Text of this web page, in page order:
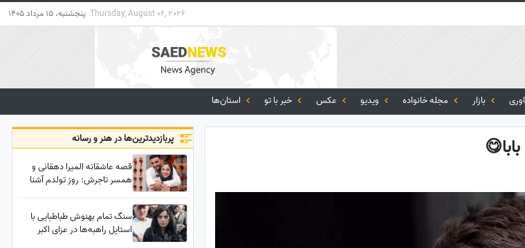
Thursday, August 06, 2026 پنجشنبه، 15 مرداد 1405
بازار مجله خانواده ویدیو عکس خبر با تو استان‌ها
پربازدید‌ترین‌ها در هنر و رسانه
قصه عاشقانه المیرا دهقانی و
همسر تاجرش: روز تولدم آشنا
سنگ تمام بهنوش طباطبایی با
استایل راهبه‌ها در عزای اکبر